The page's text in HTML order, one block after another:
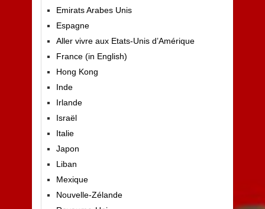
Emirats Arabes Unis
Espagne
Aller vivre aux Etats-Unis d’Amérique
France (in English)
Hong Kong
Inde
Irlande
Israël
Italie
Japon
Liban
Mexique
Nouvelle-Zélande